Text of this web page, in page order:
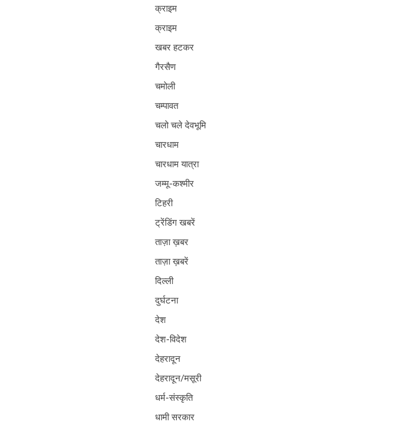
क्राइम
क्राइम
खबर हटकर
गैरसैण
चमोली
चम्पावत
चलो चले देवभूमि
चारधाम
चारधाम यात्रा
जम्मू-कश्मीर
टिहरी
ट्रेंडिंग खबरें
ताज़ा ख़बर
ताज़ा ख़बरें
दिल्ली
दुर्घटना
देश
देश-विदेश
देहरादून
देहरादून/मसूरी
धर्म-संस्कृति
धामी सरकार